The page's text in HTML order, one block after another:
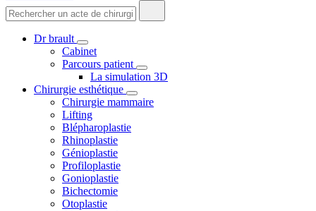
Dr brault
Cabinet
Parcours patient
La simulation 3D
Chirurgie esthétique
Chirurgie mammaire
Lifting
Blépharoplastie
Rhinoplastie
Génioplastie
Profiloplastie
Gonioplastie
Bichectomie
Otoplastie